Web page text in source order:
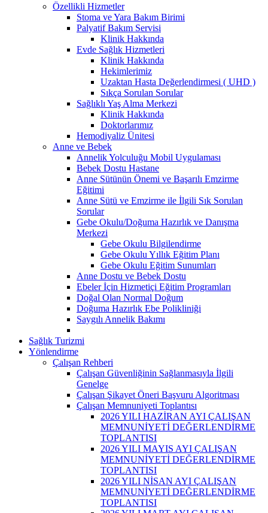
Özellikli Hizmetler
Stoma ve Yara Bakım Birimi
Palyatif Bakım Servisi
Klinik Hakkında
Evde Sağlık Hizmetleri
Klinik Hakkında
Hekimlerimiz
Uzaktan Hasta Değerlendirmesi ( UHD )
Sıkça Sorulan Sorular
Sağlıklı Yaş Alma Merkezi
Klinik Hakkında
Doktorlarımız
Hemodiyaliz Ünitesi
Anne ve Bebek
Annelik Yolculuğu Mobil Uygulaması
Bebek Dostu Hastane
Anne Sütünün Önemi ve Başarılı Emzirme
Eğitimi
Anne Sütü ve Emzirme ile İlgili Sık Sorulan
Sorular
Gebe Okulu/Doğuma Hazırlık ve Danışma
Merkezi
Gebe Okulu Bilgilendirme
Gebe Okulu Yıllık Eğitim Planı
Gebe Okulu Eğitim Sunumları
Anne Dostu ve Bebek Dostu
Ebeler İçin Hizmetiçi Eğitim Programları
Doğal Olan Normal Doğum
Doğuma Hazırlık Ebe Polikliniği
Saygılı Annelik Bakımı
Sağlık Turizmi
Yönlendirme
Çalışan Rehberi
Çalışan Güvenliğinin Sağlanmasıyla İlgili
Genelge
Çalışan Şikayet Öneri Başvuru Algoritması
Çalışan Memnuniyeti Toplantısı
2026 YILI HAZİRAN AYI ÇALIŞAN
MEMNUNİYETİ DEĞERLENDİRME
TOPLANTISI
2026 YILI MAYIS AYI ÇALIŞAN
MEMNUNİYETİ DEĞERLENDİRME
TOPLANTISI
2026 YILI NİSAN AYI ÇALIŞAN
MEMNUNİYETİ DEĞERLENDİRME
TOPLANTISI